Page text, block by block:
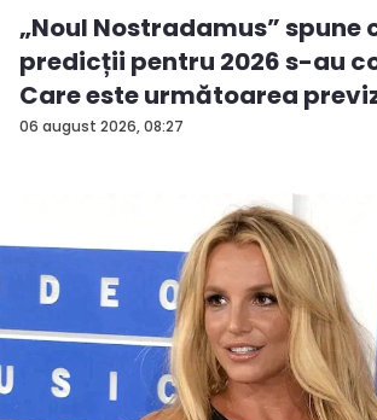
06 august 2026, 08:27
„Noul Nostradamus” spune
predicții pentru 2026 s-au
Care este următoarea